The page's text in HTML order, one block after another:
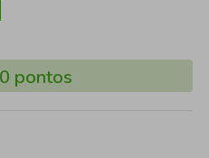
pontos